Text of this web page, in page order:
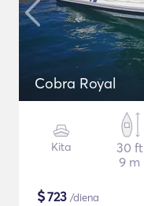
Cobra Royal
Kita
30 ft
9 m
$723 /diena